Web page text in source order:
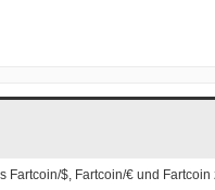
Fartcoin/$, Fartcoin/€und Fartcoin